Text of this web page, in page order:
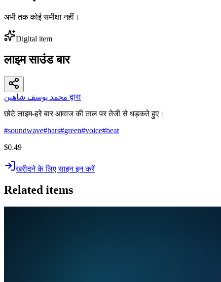
अभी तक कोई समीक्षा नहीं।
Digital item
लाइम साउंड बार
محمد يوسف شاهين द्वारा
छोटे लाइम-हरे बार आवाज की ताल पर तेजी से धड़कते हुए।
#soundwave#bars#green#voice#beat
$0.49
खरीदने के लिए साइन इन करें
Related items